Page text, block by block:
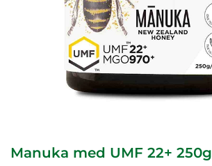
Manuka med UMF 22+ 250g